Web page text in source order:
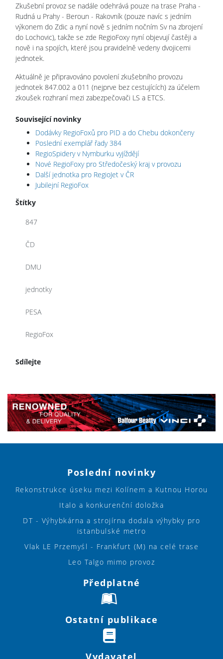
Zkušební provoz se nadále odehrává pouze na trase Praha -
Rudná u Prahy - Beroun - Rakovník (pouze navíc s jedním
výkonem do Zdic a nyní nově s jedním nočním Sv na zbrojení
do Lochovic), takže se zde RegioFoxy nyní objevují častěji a
nově i na spojích, které jsou pravidelně vedeny dvojicemi
jednotek.
Aktuálně je připravováno povolení zkušebního provozu
jednotek 847.002 a 011 (nejprve bez cestujících) za účelem
zkoušek rozhraní mezi zabezpečovači LS a ETCS.
Související novinky
Dodávky RegioFoxů pro PID a do Chebu dokončeny
Poslední exemplář řady 384
RegioSpidery v Nymburku vyjíždějí
Nové RegioFoxy pro Středočeský kraj v provozu
Další jednotka pro RegioJet v ČR
Jubilejní RegioFox
Štítky
847
ČD
DMU
jednotky
PESA
RegioFox
Sdílejte
Poslední novinky
Rekonstrukce úseku mezi Kolínem a Kutnou Horou
Italo a konkurenční doložka
DT - Výhybkárna a strojírna dodala výhybky pro
istanbulské metro
Vlak LE Przemyśl - Frankfurt (M) na celé trase
Leo Talgo mimo provoz
Předplatné
Ostatní publikace
Vydavatel